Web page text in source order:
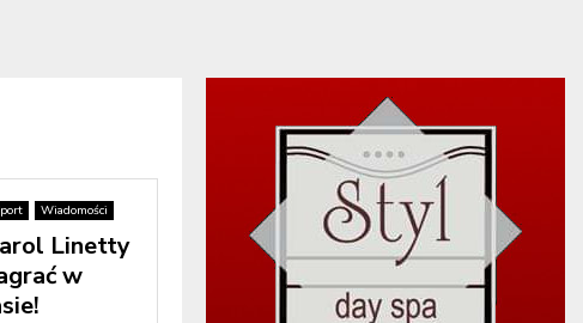
Wiadomości
Linetty
w